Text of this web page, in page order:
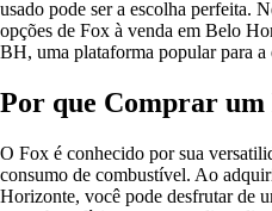
usado pode ser a escolha perfeita.
opções de Fox à venda em Belo
BH, uma plataforma popular para a
Por que Comprar um
O Fox é conhecido por sua
consumo de combustível. Ao
Horizonte, você pode desfrutar de